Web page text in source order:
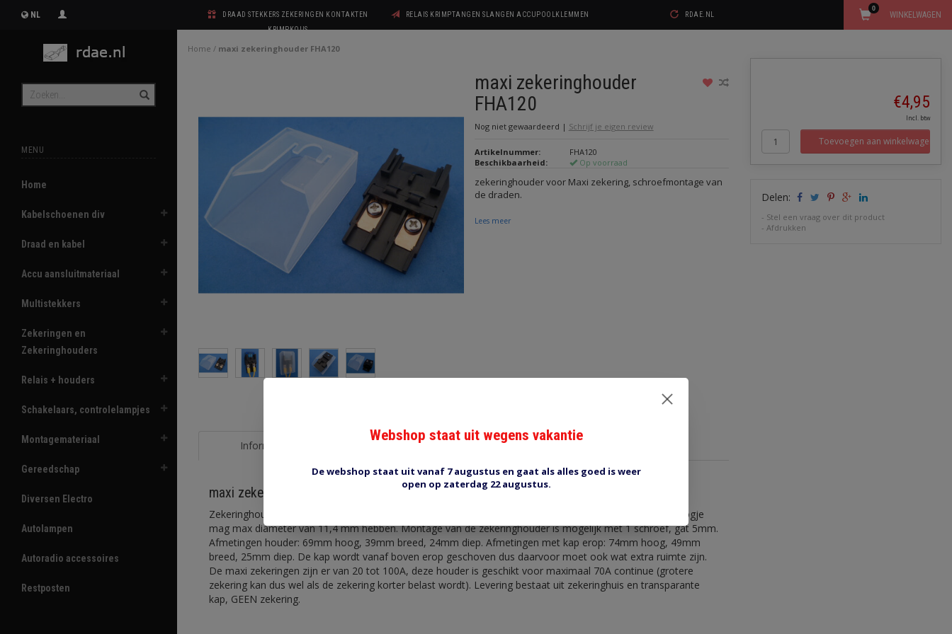
NL
DRAAD STEKKERS ZEKERINGEN KONTAKTEN
KRIMPKOUS
RELAIS KRIMPTANGEN SLANGEN ACCUPOOLKLEMMEN RDAE.NL WINKELWAGEN
0
MENU
Home
Kabelschoenen div
Draad en kabel
Accu aansluitmateriaal
Multistekkers
Zekeringen en
Zekeringhouders
Relais + houders
Schakelaars, controlelampjes
Montagemateriaal
Gereedschap
Diversen Electro
Autolampen
Autoradio accessoires
Restposten
Home / maxi zekeringhouder FHA120
maxi zekeringhouder
FHA120
Nog niet gewaardeerd | Schrijf je eigen review
Artikelnummer:
FHA120
Beschikbaarheid:
Op voorraad
zekeringhouder voor Maxi zekering, schroefmontage van
de draden.
Lees meer
Informatie Reviews (0)
maxi zekeringhouder FHA120
Zekeringhouder voor Maxi zekeringen. Aansluiten met oogjes of vork op 5 mm schroef met kruiskop. Oogje
mag max diameter van 11,4 mm hebben. Montage van de zekeringhouder is mogelijk met 1 schroef, gat 5mm.
Afmetingen houder: 69mm hoog, 39mm breed, 24mm diep. Afmetingen met kap erop: 74mm hoog, 49mm
breed, 25mm diep. De kap wordt vanaf boven erop geschoven dus daarvoor moet ook wat extra ruimte zijn.
De maxi zekeringen zijn er van 20 tot 100A, deze houder is geschikt voor maximaal 70A continue (grotere
zekering kan dus wel als de zekering korter belast wordt). Levering bestaat uit zekeringhuis en transparante
kap, GEEN zekering.
€4,95
Incl. btw
Toevoegen aan winkelwagen
Delen:
- Stel een vraag over dit product
-Afdrukken
Webshop staat uit wegens vakantie
De webshop staat uit vanaf 7 augustus en gaat als alles goed is weer
open op zaterdag 22 augustus.